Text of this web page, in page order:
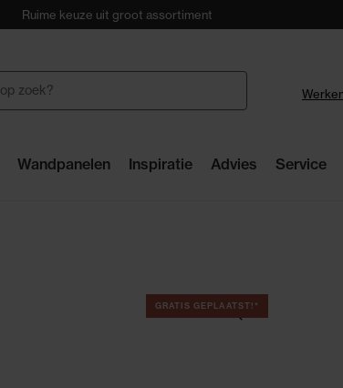
Ruime keuze uit groot assortiment
Wandpanelen Inspiratie Advies Service
GRATIS GEPLAATST!*